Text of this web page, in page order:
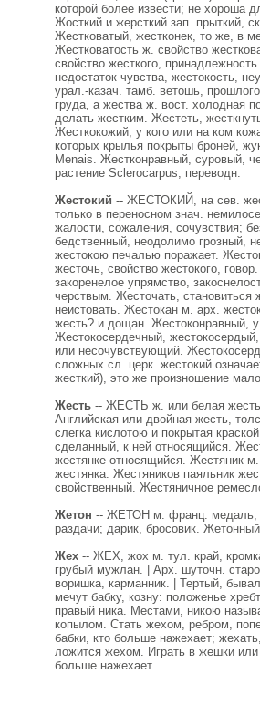
которой более извести; не хороша
Жосткий и жерсткий зап. прыткий,
Жестковатый, жестконек, то же, в
Жестковатость ж. свойство
свойство жесткого,
недостаток чувства, жестокость,
урал.-казач. тамб. ветошь,
груда, а жества ж. вост. холодная
делать жестким. Жестеть,
Жесткокожий, у кого или на ком
которых крылья покрыты броней,
Menais. Жестконравный, суровый,
растение Sclerocarpus, переводн.
Жестокий -- ЖЕСТОКИЙ, на сев.
только в переносном знач.
жалости, сожаления, сочувствия;
бедственный, неодолимо грозный,
жестокою печалью поражает.
жесточь, свойство жестокого,
закоренелое упрямство,
черствым. Жесточать, становиться
неистовать. Жестокан м. арх.
жесть? и дощан. Жестоконравный, у
Жестокосердечный,
или несочувствующий.
сложных сл. церк. жестокий
жесткий), это же произношение
Жесть-- ЖЕСТЬ ж. или белая жесть,
Английская или двойная жесть,
слегка кислотою и покрытая
сделанный, к ней относящийся.
жестянке относящийся. Жестяник
жестянка. Жестяников паяльник
свойственный. Жестяничное
Жетон -- ЖЕТОН м. франц. медаль,
раздачи; дарик, бросовик.
Жех-- ЖЕХ, жох м. тул. край,
грубый мужлан. | Арх. шуточн.
воришка, карманник. | Тертый,
мечут бабку, козну: положенье
правый ника. Местами, никою
копылом. Стать жехом, ребром,
бабки, кто больше нажехает;
ложится жехом. Играть в жешки или
больше нажехает.